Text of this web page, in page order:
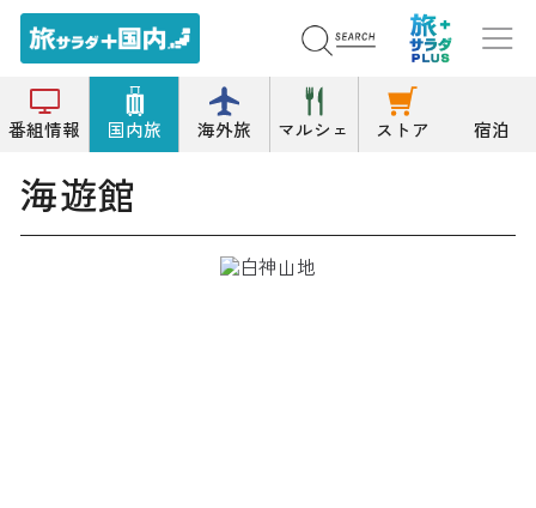
番組情報 国内旅 海外旅 マルシェ ストア 宿泊
トップ 水族館 海遊館
海遊館